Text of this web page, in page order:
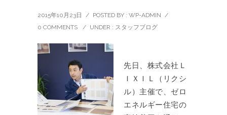
2015年10月23日 / POSTED BY : WP-ADMIN /
0 COMMENTS
/ UNDER : スタッフブログ
先日、株式会社Ｌ
ＩＸＩＬ（リクシ
ル）主催で、ゼロ
エネルギー住宅の